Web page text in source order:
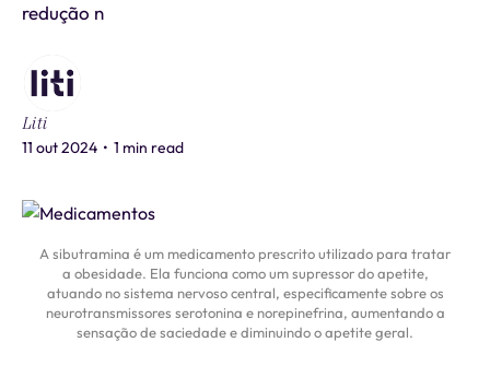
redução n
Liti
11 out 2024 • 1 min read
A sibutramina é um medicamento prescrito utilizado para tratar
a obesidade. Ela funciona como um supressor do apetite,
atuando no sistema nervoso central, especificamente sobre os
neurotransmissores serotonina e norepinefrina, aumentando a
sensação de saciedade e diminuindo o apetite geral.